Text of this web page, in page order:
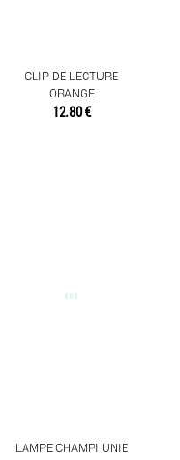
CLIP DE LECTURE
ORANGE
12.80 €
LAMPE CHAMPI UNIE